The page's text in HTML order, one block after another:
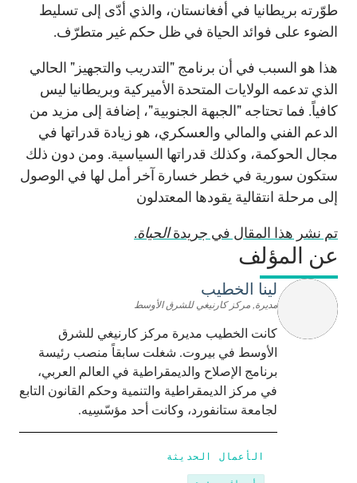
طوّرته بريطانيا في أفغانستان، والذي أدّى إلى تسليط
الضوء على فوائد الحياة في ظل حكم غير متطرّف.
هذا هو السبب في أن برنامج "التدريب والتجهيز" الحالي
الذي تدعمه الولايات المتحدة الأميركية وبريطانيا ليس
كافياً. فما تحتاجه "الجبهة الجنوبية"، إضافة إلى مزيد من
الدعم الفني والمالي والعسكري، هو زيادة قدراتها في
مجال الحوكمة، وكذلك قدراتها السياسية. ومن دون ذلك
ستكون سورية في خطر خسارة آخر أمل لها في الوصول
إلى مرحلة انتقالية يقودها المعتدلون
تم نشر هذا المقال في جريدةالحياة.
عن المؤلف
لينا الخطيب
مديرة, مركز كارنيغي للشرق الأوسط
كانت الخطيب مديرة مركز كارنيغي للشرق
الأوسط في بيروت. شغلت سابقاً منصب رئيسة
برنامج الإصلاح والديمقراطية في العالم العربي،
في مركز الديمقراطية والتنمية وحكم القانون التابع
لجامعة ستانفورد، وكانت أحد مؤسّسِيه.
الأعمال الحديثة